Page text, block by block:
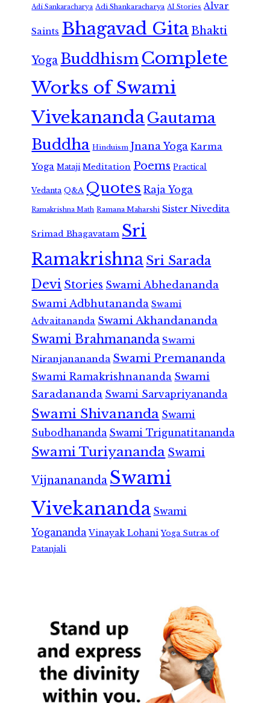
Adi Sankaracharya Adi Shankaracharya AI Stories Alvar
Saints Bhagavad GitaBhakti
Yoga Buddhism Complete
Works of Swami
VivekanandaGautama
Buddha Hinduism Jnana Yoga Karma
Yoga Mataji Meditation Poems Practical
Vedanta Q&A Quotes Raja Yoga
Ramakrishna Math Ramana Maharshi Sister Nivedita
Srimad Bhagavatam Sri
RamakrishnaSri Sarada
Devi Stories Swami Abhedananda
Swami Adbhutananda Swami
Advaitananda Swami Akhandananda
Swami Brahmananda Swami
Niranjanananda Swami Premananda
Swami Ramakrishnananda Swami
Saradananda Swami Sarvapriyananda
Swami Shivananda Swami
Subodhananda Swami Trigunatitananda
Swami Turiyananda Swami
Vijnanananda Swami
Vivekananda Swami
Yogananda Vinayak Lohani Yoga Sutras of
Patanjali